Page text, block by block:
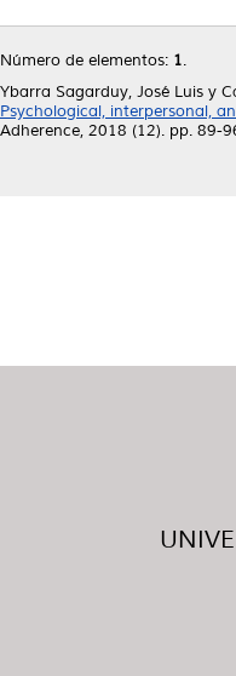
Número de elementos: 1.
Ybarra Sagarduy, José Luis y
Psychological, interpersonal,
Adherence, 2018 (12). pp. 89-